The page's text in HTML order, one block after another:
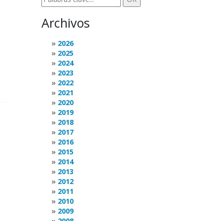
Archivos
2026
2025
2024
2023
2022
2021
2020
2019
2018
2017
2016
2015
2014
2013
2012
2011
2010
2009